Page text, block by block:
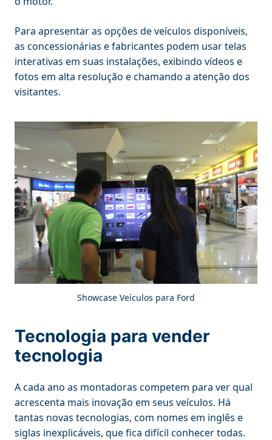
Para apresentar as opções de veículos disponíveis,
as concessionárias e fabricantes podem usar telas
interativas em suas instalações, exibindo vídeos e
fotos em alta resolução e chamando a atenção dos
visitantes.
Showcase Veículos para Ford
Tecnologia para vender
tecnologia
A cada ano as montadoras competem para ver qual
acrescenta mais inovação em seus veículos. Há
tantas novas tecnologias, com nomes em inglês e
siglas inexplicáveis, que fica difícil conhecer todas.